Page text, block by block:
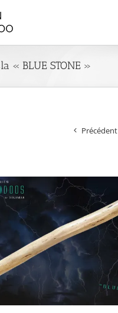
« BLUE STONE »
Précédent